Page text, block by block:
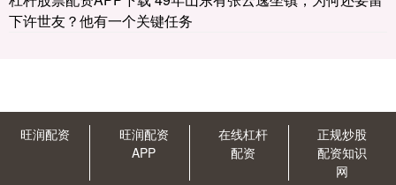
下许世友？他有一个关键任务
旺润配资
旺润配资
APP
在线杠杆
配资
正规炒股
配资知识
网